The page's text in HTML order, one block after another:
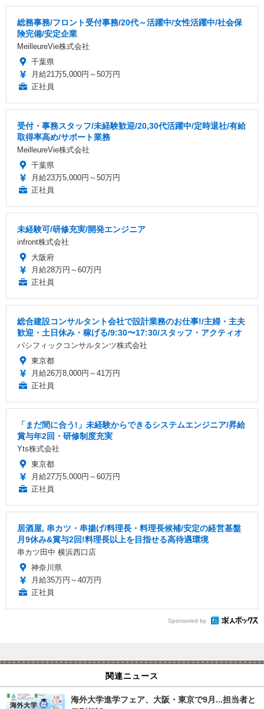
総務事務/フロント受付事務/20代～活躍中/女性活躍中/社会保
険完備/安定企業
MeilleureVie株式会社
千葉県
月給21万5,000円～50万円
正社員
受付・事務スタッフ/未経験歓迎/20,30代活躍中/定時退社/有給
取得率高め/サポート業務
MeilleureVie株式会社
千葉県
月給23万5,000円～50万円
正社員
未経験可/研修充実/開発エンジニア
infront株式会社
大阪府
月給28万円～60万円
正社員
総合建設コンサルタント会社で設計業務のお仕事!/主婦・主夫
歓迎・土日休み・稼げる/9:30〜17:30/スタッフ・アクティオ
パシフィックコンサルタンツ株式会社
東京都
月給26万8,000円～41万円
正社員
「まだ間に合う!」未経験からできるシステムエンジニア/昇給
賞与年2回・研修制度充実
Yts株式会社
東京都
月給27万5,000円～60万円
正社員
居酒屋, 串カツ・串揚げ/料理長・料理長候補/安定の経営基盤
月9休み&賞与2回!料理長以上を目指せる高待遇環境
串カツ田中 横浜西口店
神奈川県
月給35万円～40万円
正社員
Sponsored by
関連ニュース
海外大学進学フェア、大阪・東京で9月...担当者と